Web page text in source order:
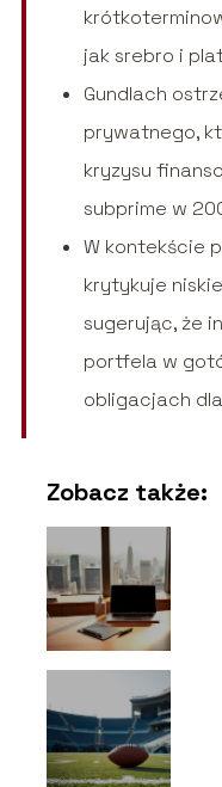
jak srebro i
Gundlach
prywatnego,
kryzysu
subprime w
W kontekście
krytykuje
sugerując, że
portfela w
obligacjach
Zobacz także: